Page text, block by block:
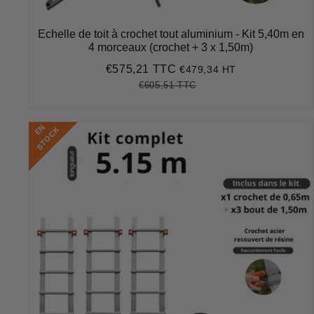
Echelle de toit à crochet tout aluminium - Kit 5,40m en
4 morceaux (crochet + 3 x 1,50m)
Prix
€575,21 TTC€575,21
€479,34 HT
Prix
€605,51 TTC€605,51
E
N
S
T
O
C
K